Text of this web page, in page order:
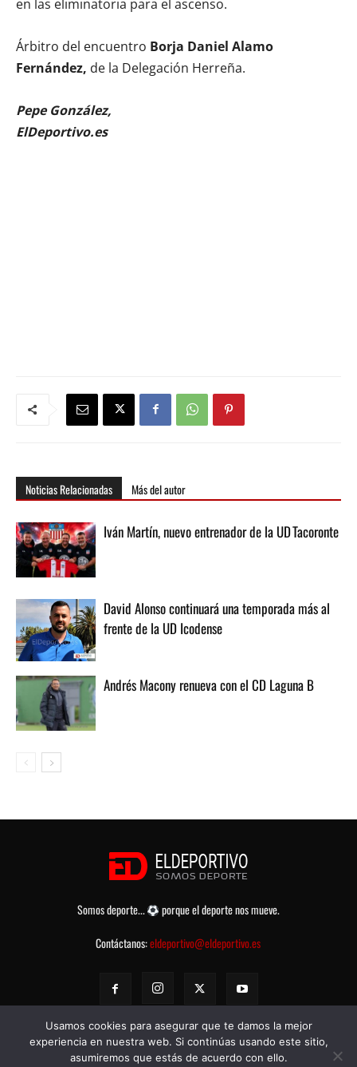
en las eliminatoria para el ascenso.
Árbitro del encuentro Borja Daniel Alamo
Fernández, de la Delegación Herreña.
Pepe González,
ElDeportivo.es
Noticias Relacionadas Más del autor
Iván Martín, nuevo entrenador de la UD Tacoronte
David Alonso continuará una temporada más al
frente de la UD Icodense
Andrés Macony renueva con el CD Laguna B
Somos deporte...
porque el deporte nos mueve.
Contáctanos:eldeportivo@eldeportivo.es
Usamos cookies para asegurar que te damos la mejor
experiencia en nuestra web. Si continúas usando este sitio,
asumiremos que estás de acuerdo con ello.